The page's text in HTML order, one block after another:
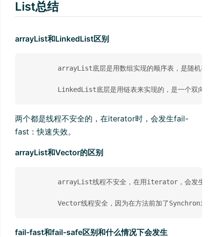
List总结
arrayList和LinkedList区别
两个都是线程不安全的，在iterator时，会发生fail-
fast：快速失效。
arrayList和Vector的区别
fail-fast和fail-safe区别和什么情况下会发生